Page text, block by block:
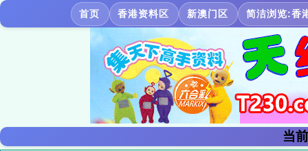
首页 香港资料区 新澳门区 简洁浏览:香
当